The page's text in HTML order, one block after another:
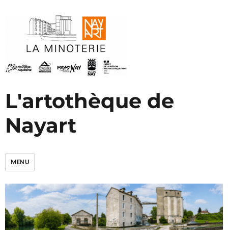
L'artothèque de
Nayart
MENU